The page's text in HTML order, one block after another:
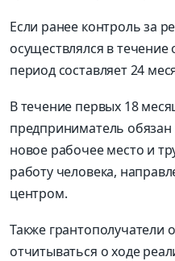
Если ранее контроль за
осуществлялся в течение
период составляет 24
В течение первых 18
предприниматель
новое рабочее место и
работу человека,
центром.
Также грантополучатели
отчитываться о ходе